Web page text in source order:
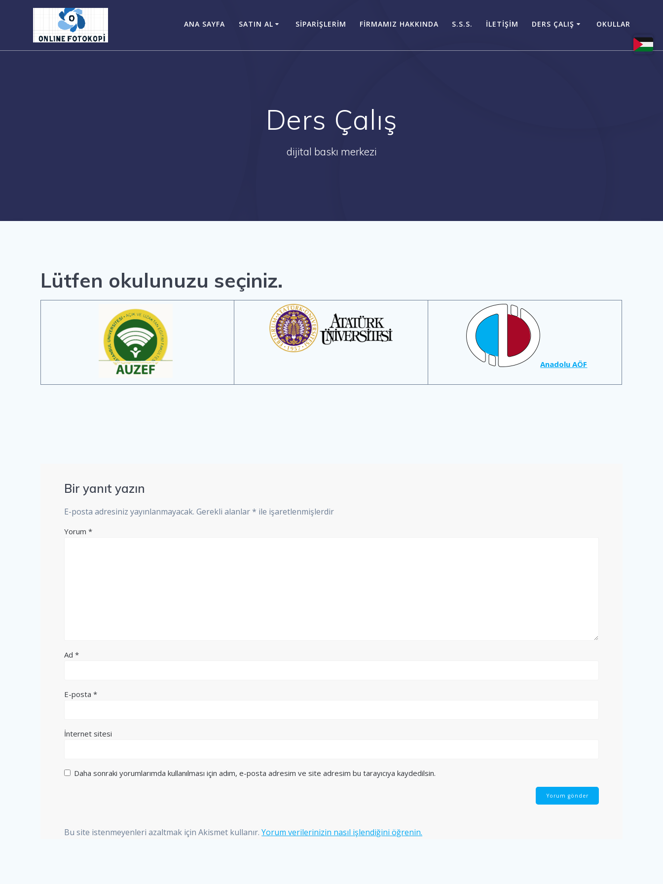
ANA SAYFA SATIN AL SİPARİŞLERİM FİRMAMIZ HAKKINDA S.S.S. İLETİŞİM DERS ÇALIŞ OKULLAR
Ders Çalış
dijital baskı merkezi
Lütfen okulunuzu seçiniz.
Anadolu AÖF
Bir yanıt yazın
E-posta adresiniz yayınlanmayacak. Gerekli alanlar* ile işaretlenmişlerdir
Yorum*
Ad*
E-posta*
İnternet sitesi
Daha sonraki yorumlarımda kullanılması için adım, e-posta adresim ve site adresim bu tarayıcıya kaydedilsin.
Bu site istenmeyenleri azaltmak için Akismet kullanır.Yorum verilerinizin nasıl işlendiğini öğrenin.